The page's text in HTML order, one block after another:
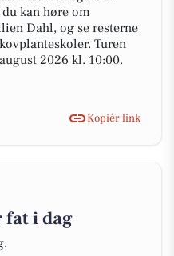
kan høre om
Dahl, og se resterne
Turen
2026 kl. 10:00.
Kopiér link
fat i dag